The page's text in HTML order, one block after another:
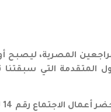
والمراجعين المصرية،
التي سبقتنا